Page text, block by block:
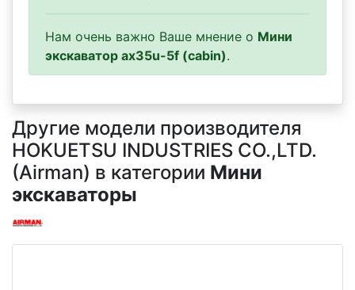
Нам очень важно Ваше мнение о Мини
экскаватор ax35u-5f (cabin).
Другие модели производителя
HOKUETSU INDUSTRIES CO.,LTD.
(Airman) в категории Мини
экскаваторы